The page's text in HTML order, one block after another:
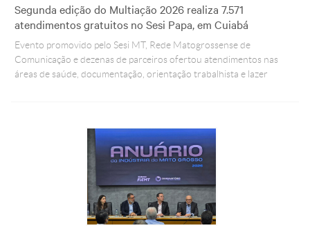
Segunda edição do Multiação 2026 realiza 7.571
atendimentos gratuitos no Sesi Papa, em Cuiabá
Evento promovido pelo Sesi MT, Rede Matogrossense de
Comunicação e dezenas de parceiros ofertou atendimentos nas
áreas de saúde, documentação, orientação trabalhista e lazer